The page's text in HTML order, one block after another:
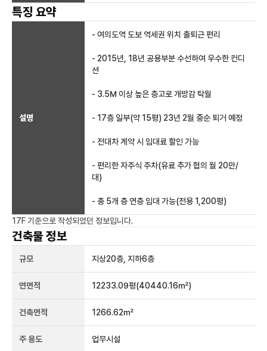
특징 요약
설명
- 여의도역 도보 역세권 위치 출퇴근 편리
- 2015년, 18년 공용부분 수선하여 우수한 컨디
션
- 3.5M 이상 높은 층고로 개방감 탁월
- 17층 일부(약 15평) 23년 2월 중순 퇴거 예정
- 전대차 계약 시 임대료 할인 가능
- 편리한 자주식 주차(유료 추가 협의 월 20만/
대)
- 총 5개 층 연층 임대 가능(전용 1,200평)
17F 기준으로 작성되었던 정보입니다.
건축물 정보
규모 지상20층, 지하6층
연면적 12233.09평(40440.16㎡)
건축면적 1266.62㎡
주 용도 업무시설